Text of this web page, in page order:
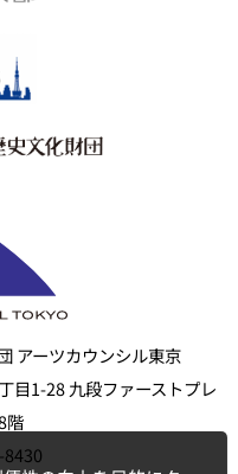
アーツカウンシル東京
目1-28 九段ファーストプレ
階
8430